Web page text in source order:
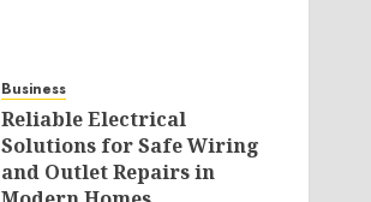
Business
Reliable Electrical
Solutions for Safe Wiring
and Outlet Repairs in